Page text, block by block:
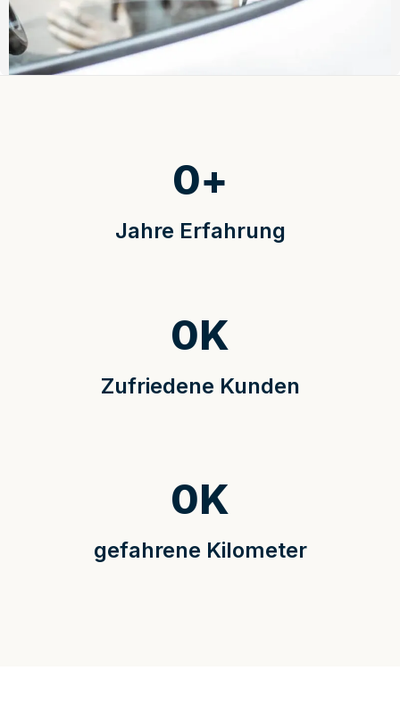
Jahre Erfahrung
0+
Zufriedene Kunden
0K
gefahrene Kilometer
0K